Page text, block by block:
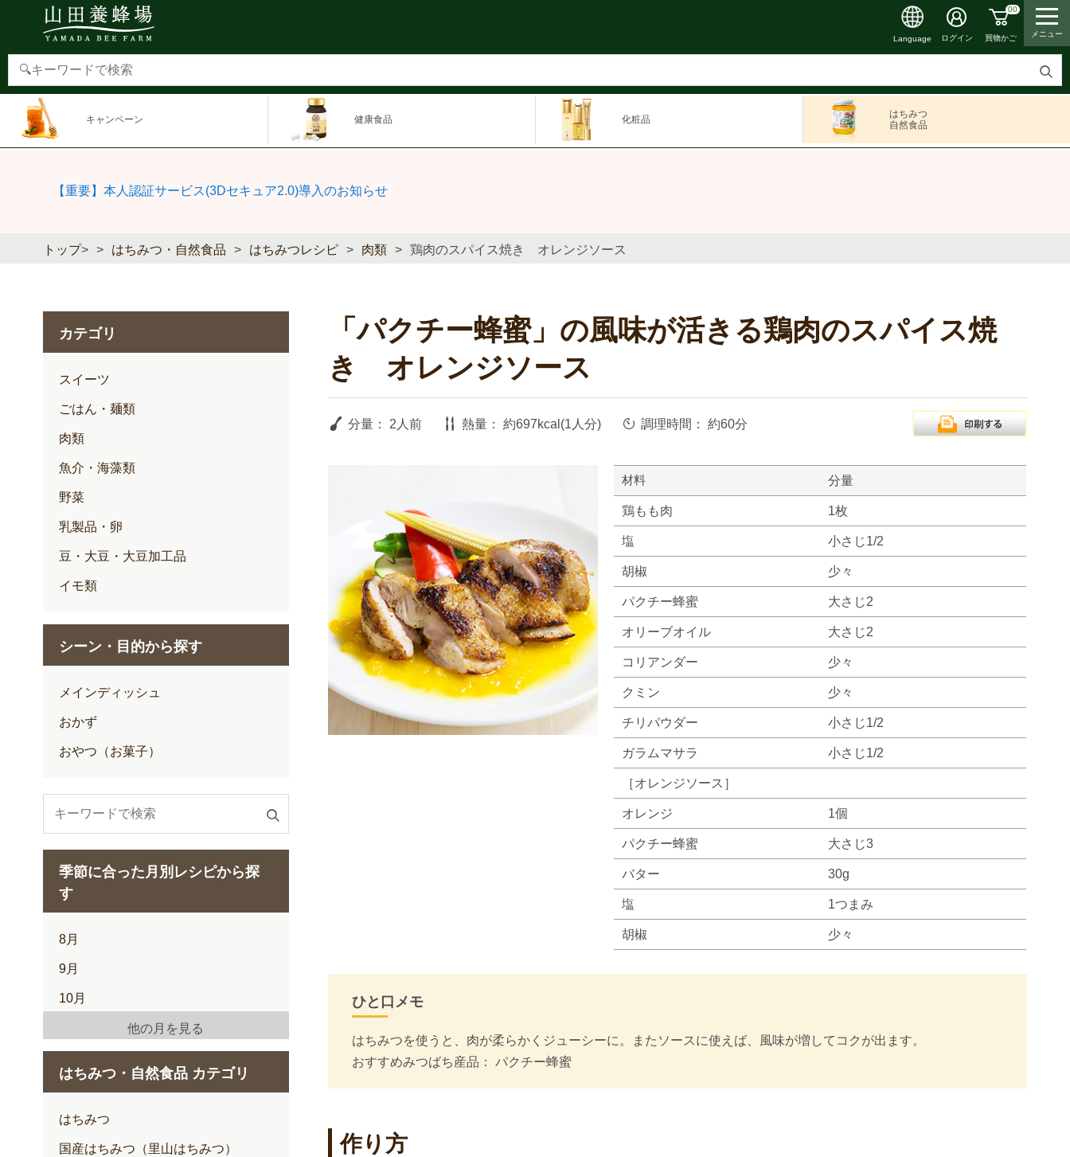
検
Language ログイン
00
買物かご メニュー
キャンペーン 健康食品 化粧品
はちみつ
自然食品
【重要】本人認証サービス(3Dセキュア2.0)導入のお知らせ
トップ> はちみつ・自然食品 はちみつレシピ 肉類 鶏肉のスパイス焼き オレンジソース
「パクチー蜂蜜」の風味が活きる鶏肉のスパイス焼
き オレンジソース
分量： 2人前 熱量： 約697kcal(1人分) 調理時間： 約60分
材料 分量
鶏もも肉 1枚
塩 小さじ1/2
胡椒 少々
パクチー蜂蜜 大さじ2
オリーブオイル 大さじ2
コリアンダー 少々
クミン 少々
チリパウダー 小さじ1/2
ガラムマサラ 小さじ1/2
［オレンジソース］
オレンジ 1個
パクチー蜂蜜 大さじ3
バター 30g
塩 1つまみ
胡椒 少々
ひと口メモ
はちみつを使うと、肉が柔らかくジューシーに。またソースに使えば、風味が増してコクが出ます。
おすすめみつばち産品： パクチー蜂蜜
作り方
カテゴリ
スイーツ
ごはん・麺類
肉類
魚介・海藻類
野菜
乳製品・卵
豆・大豆・大豆加工品
イモ類
シーン・目的から探す
メインディッシュ
おかず
おやつ（お菓子）
索
季節に合った月別レシピから探
す
8月
9月
10月
2月
3月
他の月を見る
はちみつ・自然食品 カテゴリ
はちみつ
国産はちみつ（里山はちみつ）